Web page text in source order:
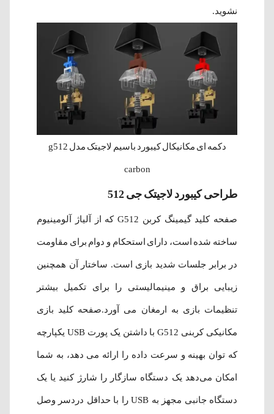
نشوید.
دکمه ای مکانیکال کیبورد باسیم لاجیتک مدل g512
carbon
طراحی کیبورد لاجیتک جی 512
صفحه کلید گیمینگ کربن G512 که از آلیاژ آلومینیوم
ساخته شده است، دارای استحکام و دوام برای مقاومت
در برابر جلسات شدید بازی است. ساختار آن همچنین
زیبایی براق و مینیمالیستی را برای تکمیل بیشتر
تنظیمات بازی به ارمغان می آورد.صفحه کلید بازی
مکانیکی کربنی G512 با داشتن یک پورت USB یکپارچه
که توان بهینه و سرعت داده را ارائه می دهد، به شما
امکان می‌دهد یک دستگاه سازگار را شارژ کنید یا یک
دستگاه جانبی مجهز به USB را با حداقل دردسر وصل